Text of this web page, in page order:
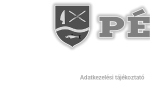
Adatkezelési tájékoztató